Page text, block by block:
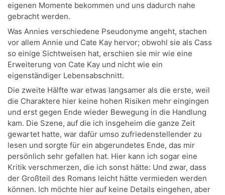
eigenen Momente bekommen und uns dadurch nahe
gebracht werden.
Was Annies verschiedene Pseudonyme angeht, stachen
vor allem Annie und Cate Kay hervor; obwohl sie als Cass
so einige Sichtweisen hat, erschien sie mir wie eine
Erweiterung von Cate Kay und nicht wie ein
eigenständiger Lebensabschnitt.
Die zweite Hälfte war etwas langsamer als die erste, weil
die Charaktere hier keine hohen Risiken mehr eingingen
und erst gegen Ende wieder Bewegung in die Handlung
kam. Die Szene, auf die ich insgeheim die ganze Zeit
gewartet hatte, war dafür umso zufriedenstellender zu
lesen und sorgte für ein abgerundetes Ende, das mir
persönlich sehr gefallen hat. Hier kann ich sogar eine
Kritik verschmerzen, die ich sonst hätte: Und zwar, dass
der Großteil des Romans leicht hätte vermieden werden
können. Ich möchte hier auf keine Details eingehen, aber